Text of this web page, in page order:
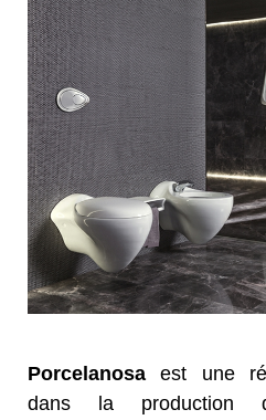
Porcelanosa est une
dans la production